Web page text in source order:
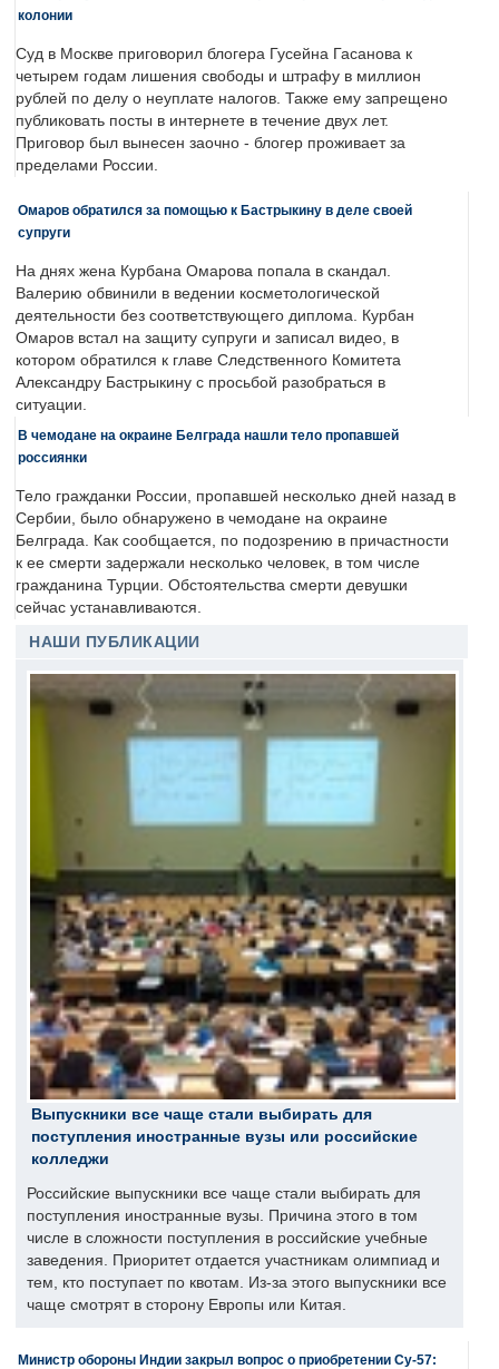
колонии
Суд в Москве приговорил блогера Гусейна Гасанова к
четырем годам лишения свободы и штрафу в миллион
рублей по делу о неуплате налогов. Также ему запрещено
публиковать посты в интернете в течение двух лет.
Приговор был вынесен заочно - блогер проживает за
пределами России.
Омаров обратился за помощью к Бастрыкину в деле своей
супруги
На днях жена Курбана Омарова попала в скандал.
Валерию обвинили в ведении косметологической
деятельности без соответствующего диплома. Курбан
Омаров встал на защиту супруги и записал видео, в
котором обратился к главе Следственного Комитета
Александру Бастрыкину с просьбой разобраться в
ситуации.
В чемодане на окраине Белграда нашли тело пропавшей
россиянки
Тело гражданки России, пропавшей несколько дней назад в
Сербии, было обнаружено в чемодане на окраине
Белграда. Как сообщается, по подозрению в причастности
к ее смерти задержали несколько человек, в том числе
гражданина Турции. Обстоятельства смерти девушки
сейчас устанавливаются.
НАШИ ПУБЛИКАЦИИ
Выпускники все чаще стали выбирать для
поступления иностранные вузы или российские
колледжи
Российские выпускники все чаще стали выбирать для
поступления иностранные вузы. Причина этого в том
числе в сложности поступления в российские учебные
заведения. Приоритет отдается участникам олимпиад и
тем, кто поступает по квотам. Из-за этого выпускники все
чаще смотрят в сторону Европы или Китая.
Министр обороны Индии закрыл вопрос о приобретении Су-57: